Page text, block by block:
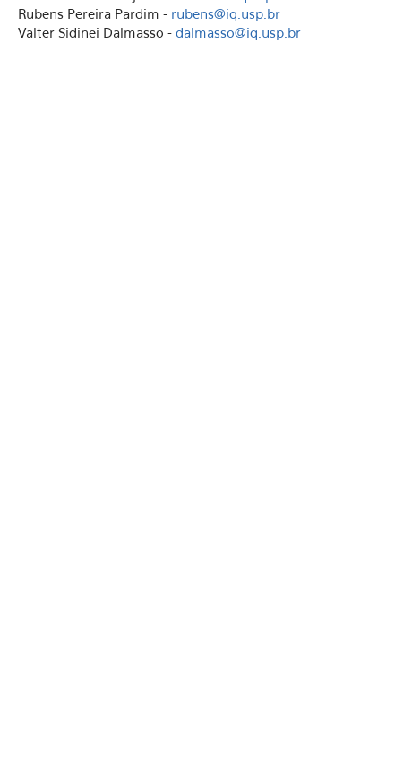
Rubens Pereira Pardim - rubens@iq.usp.br
Valter Sidinei Dalmasso - dalmasso@iq.usp.br